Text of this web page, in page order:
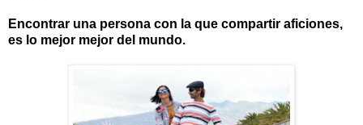
Encontrar una persona con la que compartir aficiones,
es lo mejor mejor del mundo.